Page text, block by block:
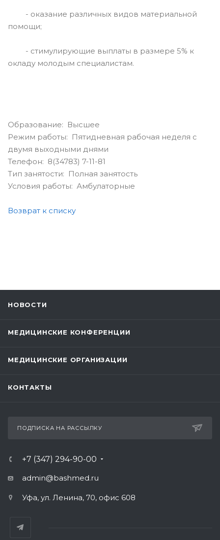
- оказание различных видов материальной
помощи;
- стимулирующие выплаты в размере 5% к
окладу молодым специалистам.
Образование: Высшее
Режим работы: Пятидневная рабочая неделя с
двумя выходными днями
Телефон: 8(34783) 7-11-81
Тип занятости: Полная занятость
Условия работы: Амбулаторные
Возврат к списку
НОВОСТИ
МЕДИЦИНСКИЕ КОНФЕРЕНЦИИ
МЕДИЦИНСКИЕ ОРГАНИЗАЦИИ
КОНТАКТЫ
ПОДПИСКА НА РАССЫЛКУ
+7 (347) 294-90-00
admin@bashmed.ru
Уфа, ул. Ленина, 70, офис 608